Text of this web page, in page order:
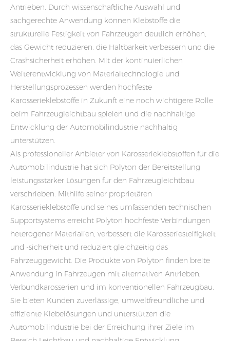
Antrieben. Durch wissenschaftliche Auswahl und
sachgerechte Anwendung können Klebstoffe die
strukturelle Festigkeit von Fahrzeugen deutlich erhöhen,
das Gewicht reduzieren, die Haltbarkeit verbessern und die
Crashsicherheit erhöhen. Mit der kontinuierlichen
Weiterentwicklung von Materialtechnologie und
Herstellungsprozessen werden hochfeste
Karosserieklebstoffe in Zukunft eine noch wichtigere Rolle
beim Fahrzeugleichtbau spielen und die nachhaltige
Entwicklung der Automobilindustrie nachhaltig
unterstützen.
Als professioneller Anbieter von Karosserieklebstoffen für die
Automobilindustrie hat sich Polyton der Bereitstellung
leistungsstarker Lösungen für den Fahrzeugleichtbau
verschrieben. Mithilfe seiner proprietären
Karosserieklebstoffe und seines umfassenden technischen
Supportsystems erreicht Polyton hochfeste Verbindungen
heterogener Materialien, verbessert die Karosseriesteifigkeit
und -sicherheit und reduziert gleichzeitig das
Fahrzeuggewicht. Die Produkte von Polyton finden breite
Anwendung in Fahrzeugen mit alternativen Antrieben,
Verbundkarosserien und im konventionellen Fahrzeugbau.
Sie bieten Kunden zuverlässige, umweltfreundliche und
effiziente Klebelösungen und unterstützen die
Automobilindustrie bei der Erreichung ihrer Ziele im